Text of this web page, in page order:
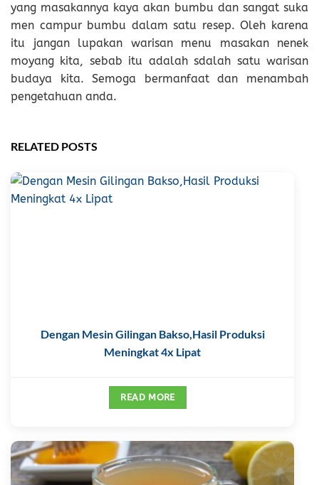
yang masakannya kaya akan bumbu dan sangat suka
men campur bumbu dalam satu resep. Oleh karena
itu jangan lupakan warisan menu masakan nenek
moyang kita, sebab itu adalah sdalah satu warisan
budaya kita. Semoga bermanfaat dan menambah
pengetahuan anda.
RELATED POSTS
Dengan Mesin Gilingan Bakso,Hasil Produksi
Meningkat 4x Lipat
READ MORE